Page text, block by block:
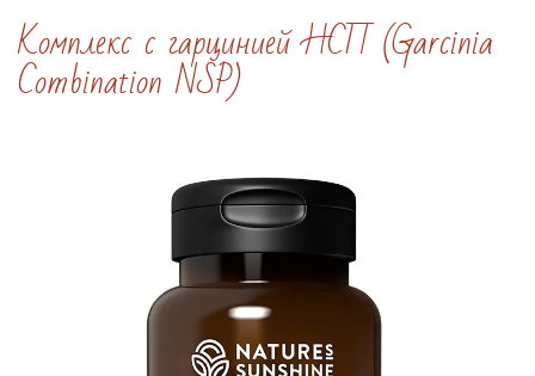
Комплекс с гарцинией НСП (Garcinia
Combination NSP)